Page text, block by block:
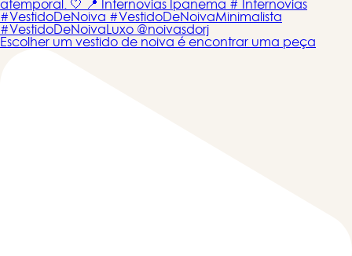
Escolher um vestido de noiva é encontrar uma peça